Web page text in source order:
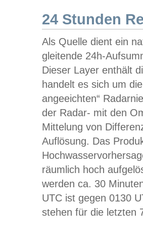
24 Stunden
Als Quelle dient ein
gleitende 24h-
Dieser Layer enthält
handelt es sich um
angeeichten“
der Radar- mit den
Mittelung von
Auflösung. Das
räumlich hoch
werden ca. 30
UTC ist gegen 0130
stehen für die letzten